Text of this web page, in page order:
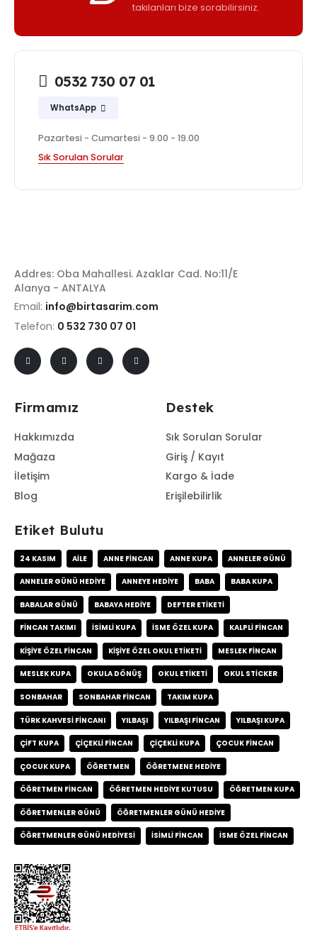
takılanları bize sorabilirsiniz.
0532 730 07 01
WhatsApp
Pazartesi - Cumartesi - 9.00 - 19.00
Sık Sorulan Sorular
Addres: Oba Mahallesi. Azaklar Cad. No:11/E
Alanya - ANTALYA
Email: info@birtasarim.com
Telefon: 0 532 730 07 01
Firmamız
Hakkımızda
Mağaza
İletişim
Blog
Destek
Sık Sorulan Sorular
Giriş / Kayıt
Kargo & İade
Erişilebilirlik
Etiket Bulutu
24 KASIM AILE ANNE FINCAN ANNE KUPA ANNELER GÜNÜ
ANNELER GÜNÜ HEDIYE ANNEYE HEDIYE BABA BABA KUPA
BABALAR GÜNÜ BABAYA HEDIYE DEFTER ETIKETI
FINCAN TAKIMI ISIMLI KUPA ISME ÖZEL KUPA KALPLI FINCAN
KIŞIYE ÖZEL FINCAN KIŞIYE ÖZEL OKUL ETIKETI MESLEK FINCAN
MESLEK KUPA OKULA DÖNÜŞ OKUL ETIKETI OKUL STICKER
SONBAHAR SONBAHAR FINCAN TAKIM KUPA
TÜRK KAHVESI FINCANI YILBAŞI YILBAŞI FINCAN YILBAŞI KUPA
ÇIFT KUPA ÇIÇEKLI FINCAN ÇIÇEKLI KUPA ÇOCUK FINCAN
ÇOCUK KUPA ÖĞRETMEN ÖĞRETMENE HEDIYE
ÖĞRETMEN FINCAN ÖĞRETMEN HEDIYE KUTUSU ÖĞRETMEN KUPA
ÖĞRETMENLER GÜNÜ ÖĞRETMENLER GÜNÜ HEDIYE
ÖĞRETMENLER GÜNÜ HEDIYESI İSIMLI FINCAN İSME ÖZEL FINCAN